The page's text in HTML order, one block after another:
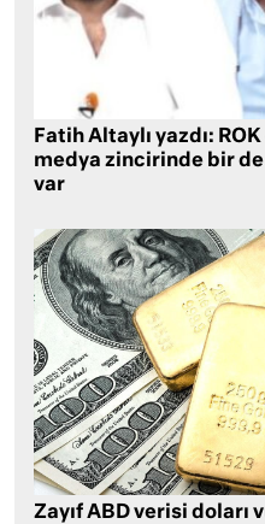
Fatih Altaylı yazdı:
medya zincirinde bir
var
Zayıf ABD verisi doları